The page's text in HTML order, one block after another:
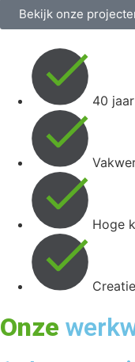
Bekijk onze
40
Hoge
Onze